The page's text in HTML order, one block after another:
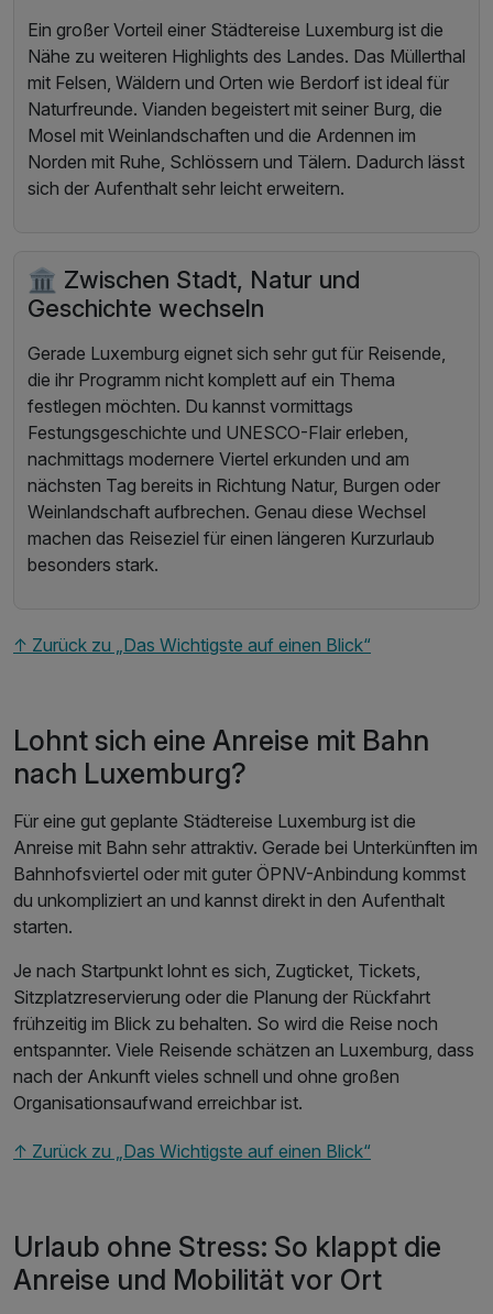
Ein großer Vorteil einer Städtereise Luxemburg ist die
Nähe zu weiteren Highlights des Landes. Das Müllerthal
mit Felsen, Wäldern und Orten wie Berdorf ist ideal für
Naturfreunde. Vianden begeistert mit seiner Burg, die
Mosel mit Weinlandschaften und die Ardennen im
Norden mit Ruhe, Schlössern und Tälern. Dadurch lässt
sich der Aufenthalt sehr leicht erweitern.
🏛️ Zwischen Stadt, Natur und
Geschichte wechseln
Gerade Luxemburg eignet sich sehr gut für Reisende,
die ihr Programm nicht komplett auf ein Thema
festlegen möchten. Du kannst vormittags
Festungsgeschichte und UNESCO-Flair erleben,
nachmittags modernere Viertel erkunden und am
nächsten Tag bereits in Richtung Natur, Burgen oder
Weinlandschaft aufbrechen. Genau diese Wechsel
machen das Reiseziel für einen längeren Kurzurlaub
besonders stark.
↑ Zurück zu „Das Wichtigste auf einen Blick“
Lohnt sich eine Anreise mit Bahn
nach Luxemburg?
Für eine gut geplante Städtereise Luxemburg ist die
Anreise mit Bahn sehr attraktiv. Gerade bei Unterkünften im
Bahnhofsviertel oder mit guter ÖPNV-Anbindung kommst
du unkompliziert an und kannst direkt in den Aufenthalt
starten.
Je nach Startpunkt lohnt es sich, Zugticket, Tickets,
Sitzplatzreservierung oder die Planung der Rückfahrt
frühzeitig im Blick zu behalten. So wird die Reise noch
entspannter. Viele Reisende schätzen an Luxemburg, dass
nach der Ankunft vieles schnell und ohne großen
Organisationsaufwand erreichbar ist.
↑ Zurück zu „Das Wichtigste auf einen Blick“
Urlaub ohne Stress: So klappt die
Anreise und Mobilität vor Ort